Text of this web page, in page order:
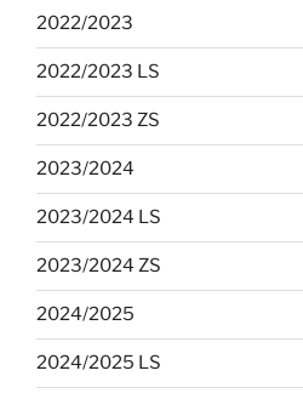
2022/2023
2022/2023 LS
2022/2023 ZS
2023/2024
2023/2024 LS
2023/2024 ZS
2024/2025
2024/2025 LS